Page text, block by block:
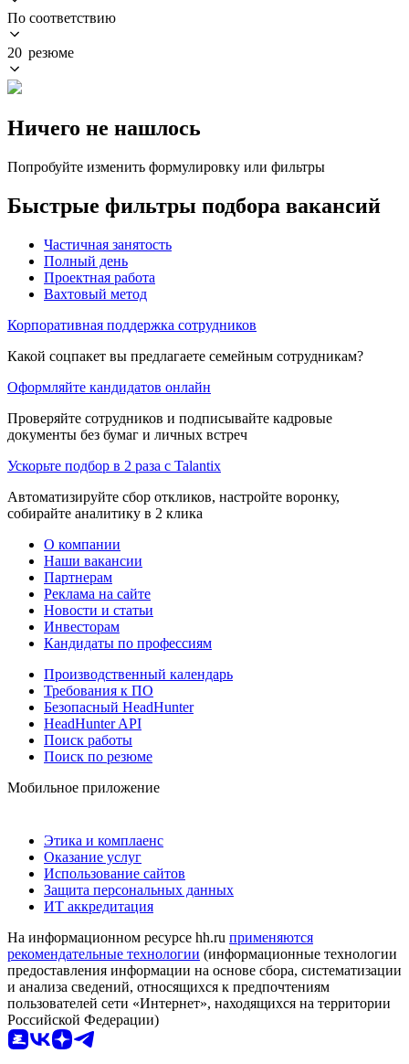
По соответствию
20 резюме
Ничего не нашлось
Попробуйте изменить формулировку или фильтры
Быстрые фильтры подбора вакансий
Частичная занятость
Полный день
Проектная работа
Вахтовый метод
Корпоративная поддержка сотрудников
Какой соцпакет вы предлагаете семейным сотрудникам?
Оформляйте кандидатов онлайн
Проверяйте сотрудников и подписывайте кадровые
документы без бумаг и личных встреч
Ускорьте подбор в 2 раза с Talantix
Автоматизируйте сбор откликов, настройте воронку,
собирайте аналитику в 2 клика
О компании
Наши вакансии
Партнерам
Реклама на сайте
Новости и статьи
Инвесторам
Кандидаты по профессиям
Производственный календарь
Требования к ПО
Безопасный HeadHunter
HeadHunter API
Поиск работы
Поиск по резюме
Мобильное приложение
Этика и комплаенс
Оказание услуг
Использование сайтов
Защита персональных данных
ИТ аккредитация
На информационном ресурсе hh.ru применяются
рекомендательные технологии (информационные технологии
предоставления информации на основе сбора, систематизации
и анализа сведений, относящихся к предпочтениям
пользователей сети «Интернет», находящихся на территории
Российской Федерации)